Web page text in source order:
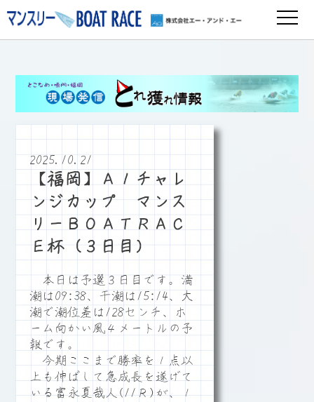
2025.10.21
【福岡】Ａ１チャレ
ンジカップ マンス
リーＢＯＡＴＲＡＣ
Ｅ杯（３日目）
本日は予選３日目です。満
潮は09:38、干潮は15:14、大
潮で潮位差は128センチ、ホ
ーム向かい風４メートルの予
報です。
今期ここまで勝率を１点以
上も伸ばして急成長を遂げて
いる富永夏哉人(11Ｒ)が、１